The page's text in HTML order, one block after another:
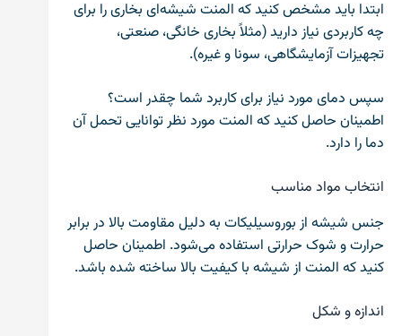
ابتدا باید مشخص کنید که المنت شیشه‌ای بخاری را برای
چه کاربردی نیاز دارید (مثلاً بخاری خانگی، صنعتی،
تجهیزات آزمایشگاهی، سونا و غیره).
سپس دمای مورد نیاز برای کاربرد شما چقدر است؟
اطمینان حاصل کنید که المنت مورد نظر توانایی تحمل آن
دما را دارد.
انتخاب مواد مناسب
جنس شیشه از بوروسیلیکات به دلیل مقاومت بالا در برابر
حرارت و شوک حرارتی استفاده می‌شود. اطمینان حاصل
کنید که المنت از شیشه با کیفیت بالا ساخته شده باشد.
اندازه و شکل